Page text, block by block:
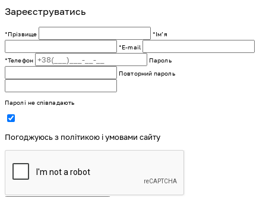
Зареєструватись
*Прізвище
*Імʼя
*E-mail
*Телефон
Пароль
Повторний пароль
Паролі не співпадають
Погоджуюсь з політикою і умовами сайту